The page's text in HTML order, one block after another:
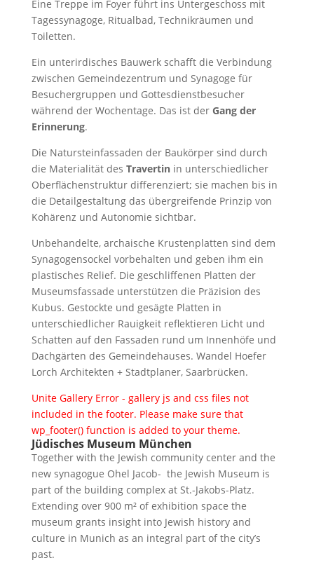
Eine Treppe im Foyer führt ins Untergeschoss mit
Tagessynagoge, Ritualbad, Technikräumen und
Toiletten.
Ein unterirdisches Bauwerk schafft die Verbindung
zwischen Gemeindezentrum und Synagoge für
Besuchergruppen und Gottesdienstbesucher
während der Wochentage. Das ist der Gang der
Erinnerung.
Die Natursteinfassaden der Baukörper sind durch
die Materialität des Travertinin unterschiedlicher
Oberflächenstruktur differenziert; sie machen bis in
die Detailgestaltung das übergreifende Prinzip von
Kohärenz und Autonomie sichtbar.
Unbehandelte, archaische Krustenplatten sind dem
Synagogensockel vorbehalten und geben ihm ein
plastisches Relief. Die geschliffenen Platten der
Museumsfassade unterstützen die Präzision des
Kubus. Gestockte und gesägte Platten in
unterschiedlicher Rauigkeit reflektieren Licht und
Schatten auf den Fassaden rund um Innenhöfe und
Dachgärten des Gemeindehauses. Wandel Hoefer
Lorch Architekten + Stadtplaner, Saarbrücken.
Unite Gallery Error - gallery js and css files not
included in the footer. Please make sure that
wp_footer() function is added to your theme.
Jüdisches Museum München
Together with the Jewish community center and the
new synagogue Ohel Jacob- the Jewish Museum is
part of the building complex at St.-Jakobs-Platz.
Extending over 900 m² of exhibition space the
museum grants insight into Jewish history and
culture in Munich as an integral part of the city’s
past.